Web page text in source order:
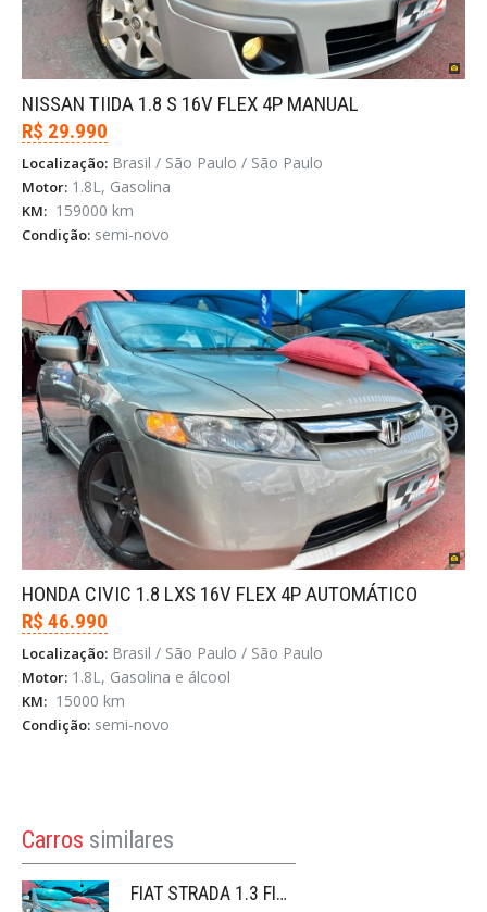
NISSAN TIIDA 1.8 S 16V FLEX 4P MANUAL
R$ 29.990
Localização: Brasil / São Paulo / São Paulo
Motor: 1.8L, Gasolina
KM: 159000 km
Condição: semi-novo
HONDA CIVIC 1.8 LXS 16V FLEX 4P AUTOMÁTICO
R$ 46.990
Localização: Brasil / São Paulo / São Paulo
Motor: 1.8L, Gasolina e álcool
KM: 15000 km
Condição: semi-novo
Carros similares
FIAT STRADA 1.3 FIREFLY FLEX FREEDOM CS MANUAL